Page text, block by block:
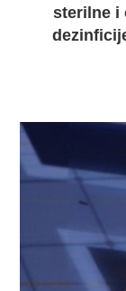
sterilne i